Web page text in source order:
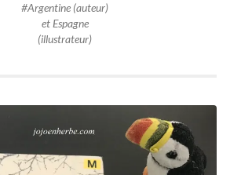
#Argentine (auteur)
et Espagne
(illustrateur)